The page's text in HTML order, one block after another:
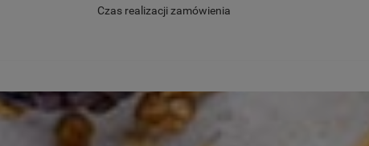
Czas realizacji zamówienia